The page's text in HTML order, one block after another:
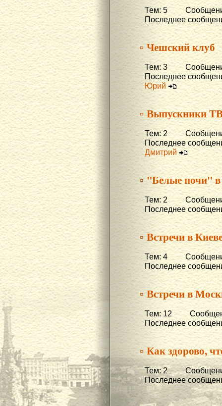
Тем: 5
Последнее
▫ Чешский клуб
Тем: 3
Последнее
Юрий
▫ Выпускники
Тем: 2
Последнее
Дмитрий
▫ "Белые ночи"
Тем: 2
Последнее
▫ Встречи в
Тем: 4
Последнее
▫ Встречи в
Тем: 12
Последнее
▫ Как здорово,
Тем: 2
Последнее